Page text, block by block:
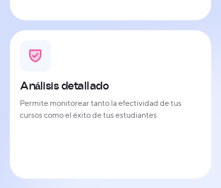
Análisis detallado
Permite monitorear tanto la efectividad de tus
cursos como el éxito de tus estudiantes